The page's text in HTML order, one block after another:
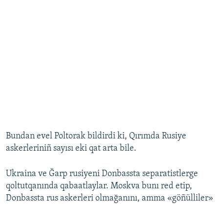
Bundan evel Poltorak bildirdi ki, Qırımda Rusiye
askerleriniñ sayısı eki qat arta bile.
Ukraina ve Ğarp rusiyeni Donbassta separatistlerge
qoltutqanında qabaatlaylar. Moskva bunı red etip,
Donbassta rus askerleri olmağanını, amma «göñülliler»